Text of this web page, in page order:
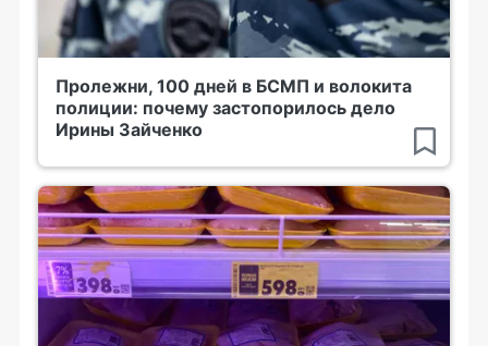
Пролежни, 100 дней в БСМП и волокита
полиции: почему застопорилось дело
Ирины Зайченко